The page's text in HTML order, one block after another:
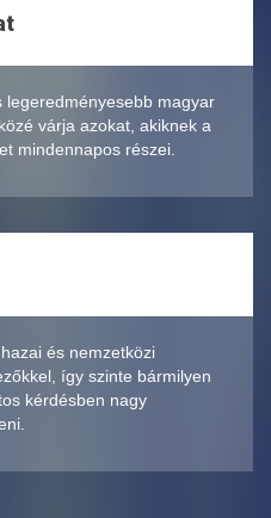
legeredményesebb magyar
várja azokat, akiknek a
mindennapos részei.
és nemzetközi
így szinte bármilyen
kérdésben nagy